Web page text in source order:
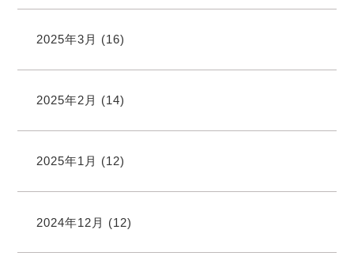
2025年3月 (16)
2025年2月 (14)
2025年1月 (12)
2024年12月 (12)